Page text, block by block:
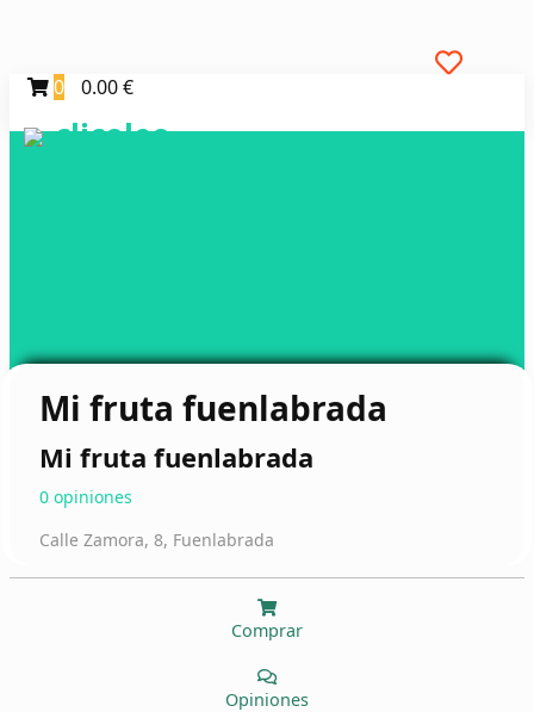
0 0.00 €
clicoleo
Mi fruta fuenlabrada
Mi fruta fuenlabrada
0 opiniones
Calle Zamora, 8, Fuenlabrada
Comprar
Opiniones